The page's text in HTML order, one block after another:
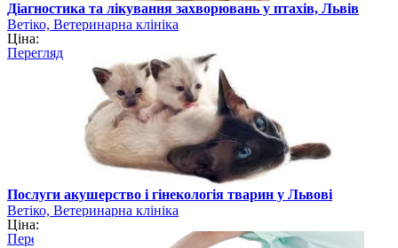
Діагностика та лікування захворювань у птахів, Львів
Ветіко, Ветеринарна клініка
Ціна:
Перегляд
Послуги акушерство і гінекологія тварин у Львові
Ветіко, Ветеринарна клініка
Ціна:
Перегляд